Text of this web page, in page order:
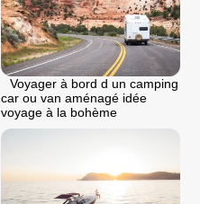
Voyager à bord d un camping
car ou van aménagé idée
voyage à la bohème